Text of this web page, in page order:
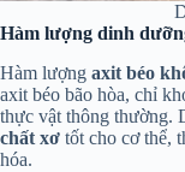
Hàm lượng dinh
Hàm lượng axit béo
axit béo bão hòa, chỉ
thực vật thông thường.
chất xơ tốt cho cơ thể,
hóa.